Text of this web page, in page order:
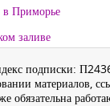
в Приморье
заливе
подписки:
материалов,
обязательна